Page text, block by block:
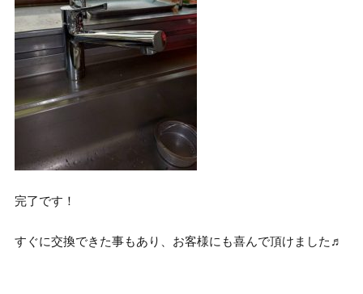
完了です！
すぐに交換できた事もあり、お客様にも喜んで頂けました♬